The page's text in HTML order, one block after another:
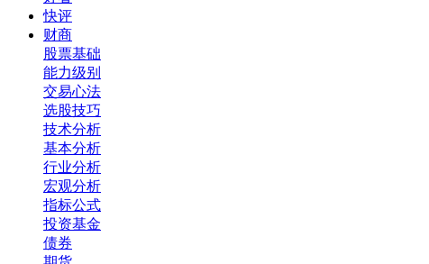
快评
财商
股票基础
能力级别
交易心法
选股技巧
技术分析
基本分析
行业分析
宏观分析
指标公式
投资基金
债券